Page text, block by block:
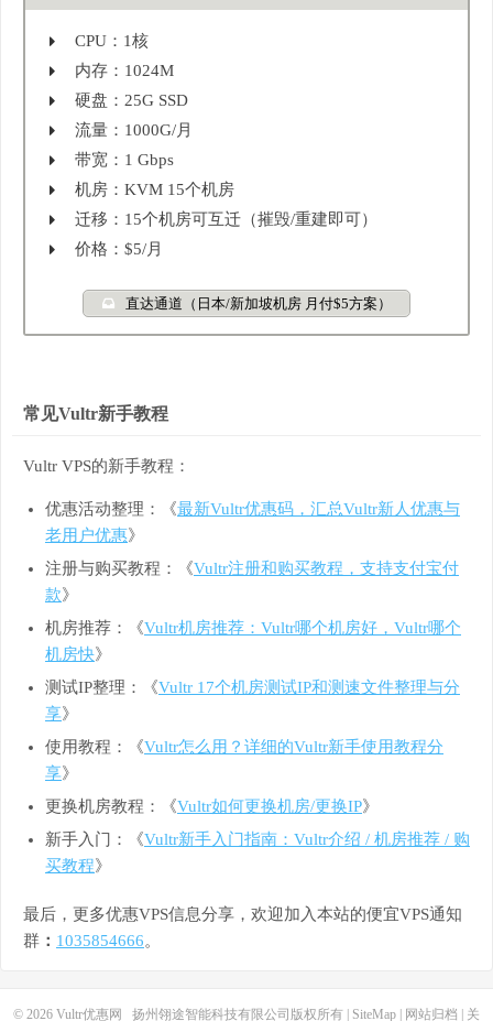
CPU：1核
内存：1024M
硬盘：25G SSD
流量：1000G/月
带宽：1 Gbps
机房：KVM 15个机房
迁移：15个机房可互迁（摧毁/重建即可）
价格：$5/月
直达通道（日本/新加坡机房 月付$5方案）
常见Vultr新手教程
Vultr VPS的新手教程：
优惠活动整理：《最新Vultr优惠码，汇总Vultr新人优惠与
老用户优惠》
注册与购买教程：《Vultr注册和购买教程，支持支付宝付
款》
机房推荐：《Vultr机房推荐：Vultr哪个机房好，Vultr哪个
机房快》
测试IP整理：《Vultr 17个机房测试IP和测速文件整理与分
享》
使用教程：《Vultr怎么用？详细的Vultr新手使用教程分
享》
更换机房教程：《Vultr如何更换机房/更换IP》
新手入门：《Vultr新手入门指南：Vultr介绍 / 机房推荐 / 购
买教程》
最后，更多优惠VPS信息分享，欢迎加入本站的便宜VPS通知
群 ： 1035854666。
© 2026 Vultr优惠网 扬州翎途智能科技有限公司版权所有 | SiteMap | 网站归档 | 关